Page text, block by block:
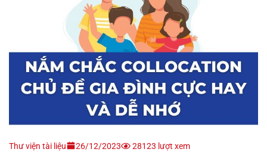
Thư viện tài liệu 26/12/2023 28123 lượt xem